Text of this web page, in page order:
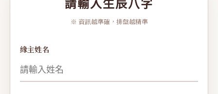
請輸入生辰八字
※ 資訊越準確，排盤越精準
緣主姓名